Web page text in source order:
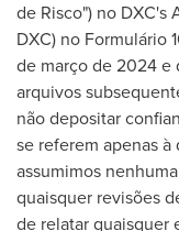
de Risco") no DXC's
DXC) no Formulário
de março de 2024 e
arquivos
não depositar
se referem apenas
assumimos
quaisquer revisões
de relatar quaisquer